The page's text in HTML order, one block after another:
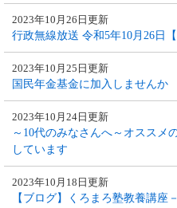
行政無線放送 令和5年10月26日【
2023年10月26日更新
国民年金基金に加入しませんか
2023年10月25日更新
～10代のみなさんへ～オススメ
しています
2023年10月24日更新
【ブログ】くろまろ塾教養講座
2023年10月18日更新